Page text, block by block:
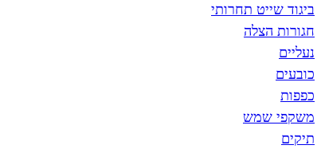
ביגוד שייט תחרותי
חגורות הצלה
נעליים
כובעים
כפפות
משקפי שמש
תיקים